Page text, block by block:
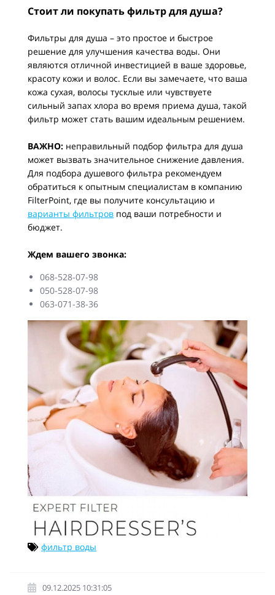
Стоит ли покупать фильтр для душа?
Фильтры для душа – это простое и быстрое
решение для улучшения качества воды. Они
являются отличной инвестицией в ваше здоровье,
красоту кожи и волос. Если вы замечаете, что ваша
кожа сухая, волосы тусклые или чувствуете
сильный запах хлора во время приема душа, такой
фильтр может стать вашим идеальным решением.
ВАЖНО: неправильный подбор фильтра для душа
может вызвать значительное снижение давления.
Для подбора душевого фильтра рекомендуем
обратиться к опытным специалистам в компанию
FilterPoint, где вы получите консультацию и
варианты фильтров под ваши потребности и
бюджет.
Ждем вашего звонка:
068-528-07-98
050-528-07-98
063-071-38-36
фильтр воды
09.12.2025 10:31:05